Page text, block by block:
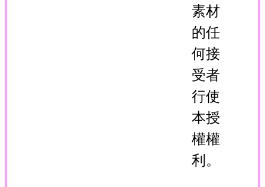
素材
的任
何接
受者
行使
本授
權權
利。